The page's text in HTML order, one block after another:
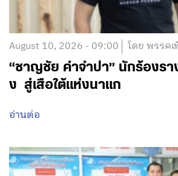
August 10, 2026 - 09:00 โดย พรรค
“ชาญชัย คำจำปา” นักร้องรา
ง สู่เสือใต้แห่งนาแก
อ่านต่อ